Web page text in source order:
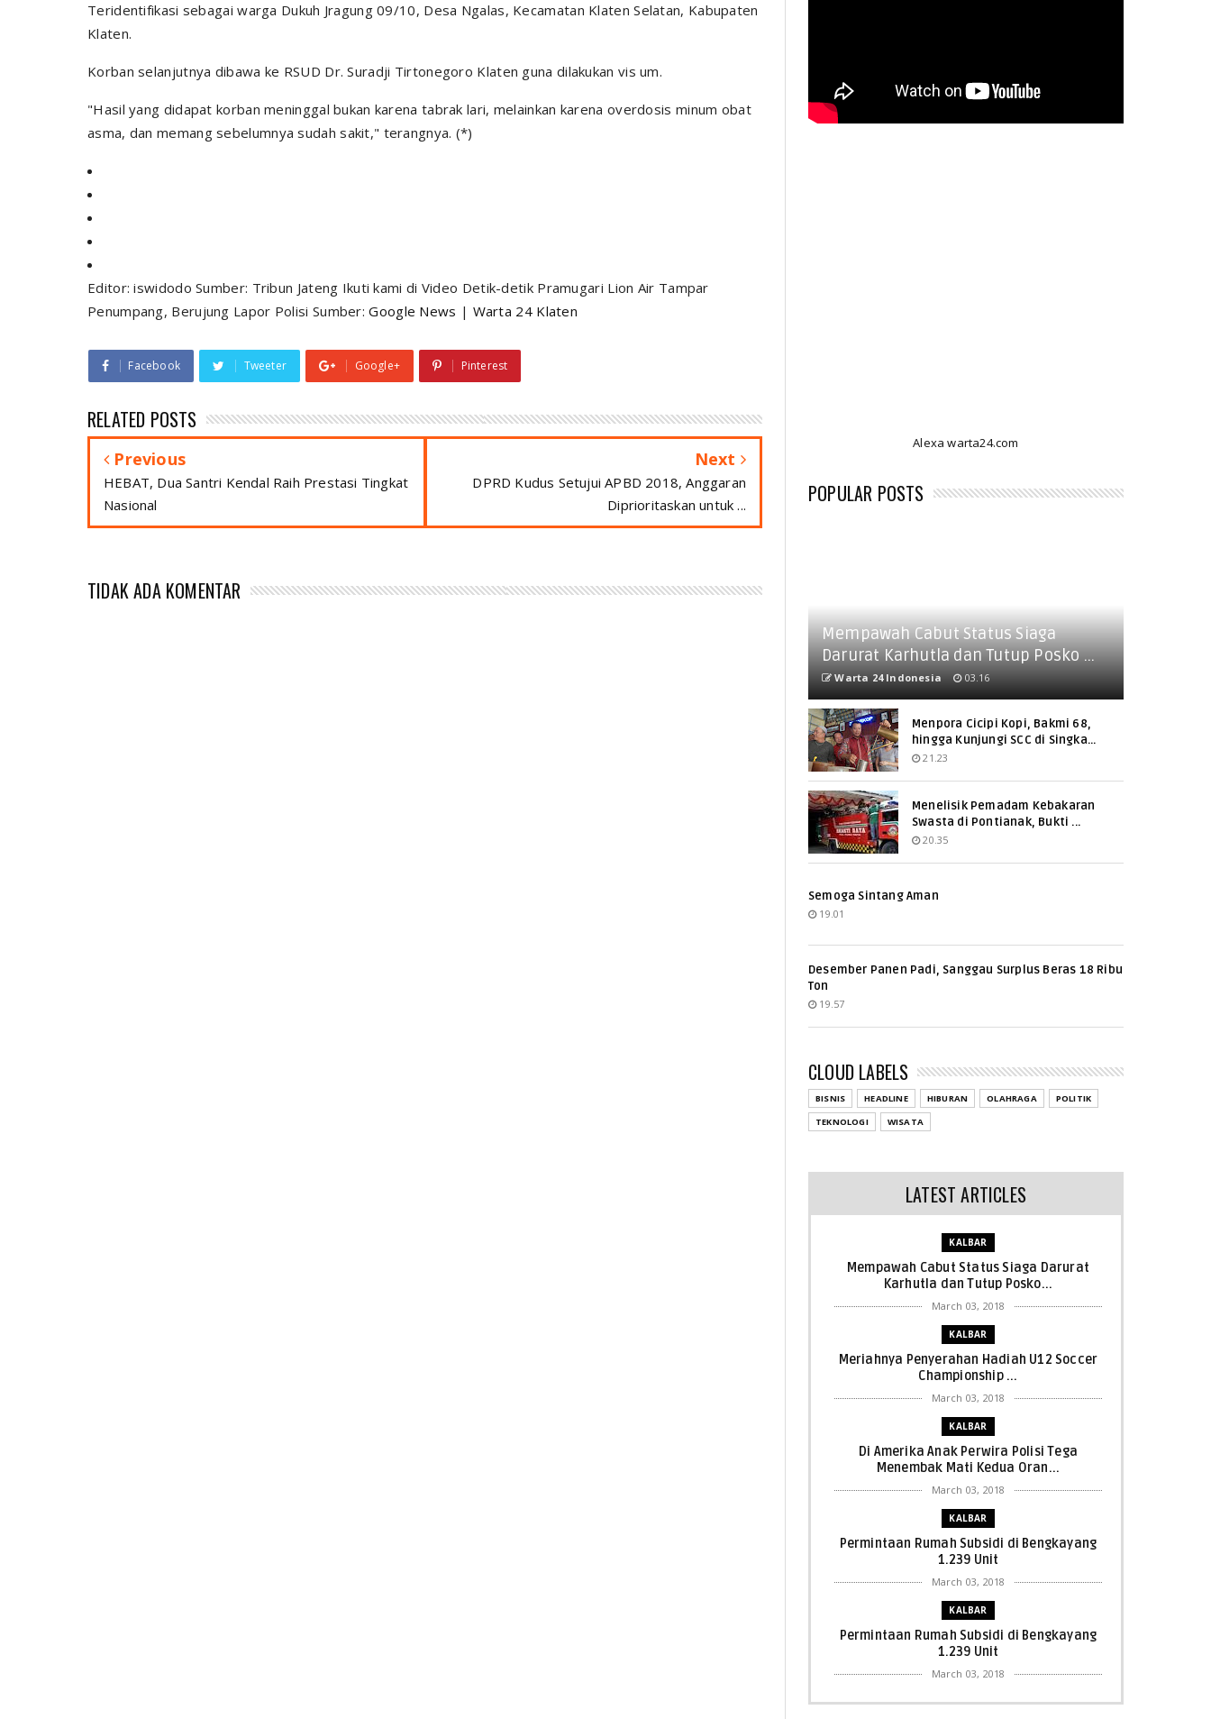
Teridentifikasi sebagai warga Dukuh Jragung 09/10, Desa Ngalas, Kecamatan Klaten Selatan, Kabupaten
Klaten.
Korban selanjutnya dibawa ke RSUD Dr. Suradji Tirtonegoro Klaten guna dilakukan vis um.
"Hasil yang didapat korban meninggal bukan karena tabrak lari, melainkan karena overdosis minum obat
asma, dan memang sebelumnya sudah sakit," terangnya. (*)
Editor: iswidodo Sumber: Tribun Jateng Ikuti kami di Video Detik-detik Pramugari Lion Air Tampar
Penumpang, Berujung Lapor Polisi Sumber:Google News | Warta 24 Klaten
Facebook Tweeter Google+ Pinterest
RELATED POSTS
Previous
HEBAT, Dua Santri Kendal Raih Prestasi Tingkat
Nasional
Next
DPRD Kudus Setujui APBD 2018, Anggaran
Diprioritaskan untuk ...
TIDAK ADA KOMENTAR
Alexa warta24.com
POPULAR POSTS
Mempawah Cabut Status Siaga
Darurat Karhutla dan Tutup Posko ...
Warta 24 Indonesia 03.16
Menpora Cicipi Kopi, Bakmi 68,
hingga Kunjungi SCC di Singka...
21.23
Menelisik Pemadam Kebakaran
Swasta di Pontianak, Bukti ...
20.35
Semoga Sintang Aman
19.01
Desember Panen Padi, Sanggau Surplus Beras 18 Ribu
Ton
19.57
CLOUD LABELS
BISNIS HEADLINE HIBURAN OLAHRAGA
POLITIK
TEKNOLOGI
WISATA
LATEST ARTICLES
KALBAR
Mempawah Cabut Status Siaga Darurat
Karhutla dan Tutup Posko...
March 03, 2018
KALBAR
Meriahnya Penyerahan Hadiah U12 Soccer
Championship ...
March 03, 2018
KALBAR
Di Amerika Anak Perwira Polisi Tega
Menembak Mati Kedua Oran...
March 03, 2018
KALBAR
Permintaan Rumah Subsidi di Bengkayang
1.239 Unit
March 03, 2018
KALBAR
Permintaan Rumah Subsidi di Bengkayang
1.239 Unit
March 03, 2018
KALBAR